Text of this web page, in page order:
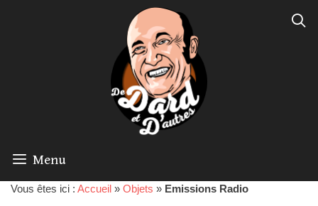
Menu
Vous êtes ici : Accueil » Objets » Emissions Radio